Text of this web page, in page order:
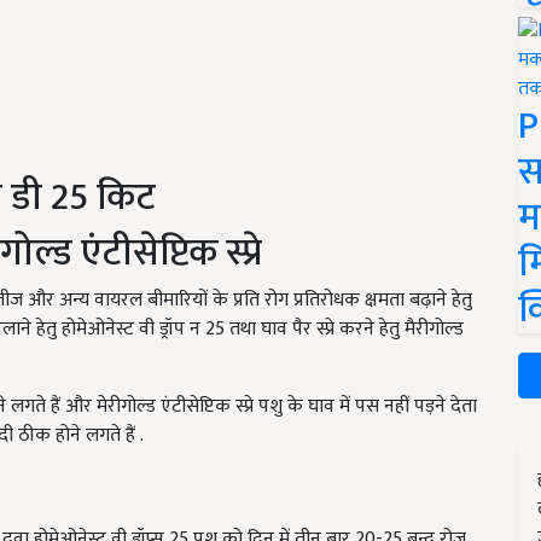
25किट
एंटीसेप्टिक स्प्रे
और अन्य वायरल बीमारियों के प्रति रोग प्रतिरोधक क्षमता बढ़ाने हेतु
हेतु होमेओनेस्ट वी ड्रॉप न25तथा घाव पैर स्प्रे करने हेतु मैरीगोल्ड
हैं और मेरीगोल्ड एंटीसेप्टिक स्प्रे पशु के घाव में पस नहीं पड़ने देता
ठीक होने लगते हैं .